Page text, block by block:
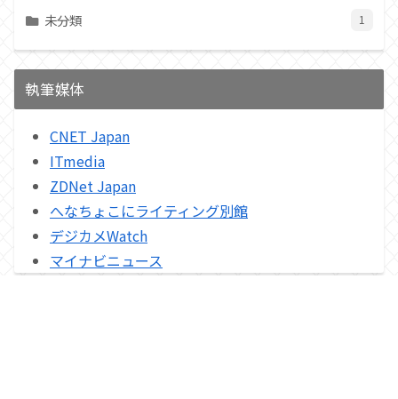
未分類 1
執筆媒体
CNET Japan
ITmedia
ZDNet Japan
へなちょこにライティング別館
デジカメWatch
マイナビニュース